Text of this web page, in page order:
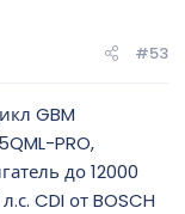
#53
GBM
PRO,
до 12000
CDI от BOSCH